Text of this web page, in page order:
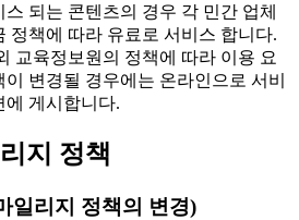
스 되는 콘텐츠의 경우 각 민간 업체
정책에 따라 유료로 서비스 합니다.
교육정보원의 정책에 따라 이용 요
이 변경될 경우에는 온라인으로 서비
에 게시합니다.
지 정책
일리지 정책의 변경)